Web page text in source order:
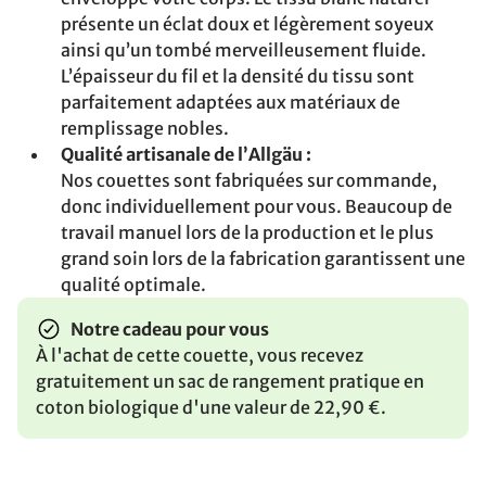
présente un éclat doux et légèrement soyeux
ainsi qu’un tombé merveilleusement fluide.
L’épaisseur du fil et la densité du tissu sont
parfaitement adaptées aux matériaux de
remplissage nobles.
Qualité artisanale de l’Allgäu :
Nos couettes sont fabriquées sur commande,
donc individuellement pour vous. Beaucoup de
travail manuel lors de la production et le plus
grand soin lors de la fabrication garantissent une
qualité optimale.
Notre cadeau pour vous
À l'achat de cette couette, vous recevez
gratuitement un sac de rangement pratique en
coton biologique d'une valeur de 22,90 €.